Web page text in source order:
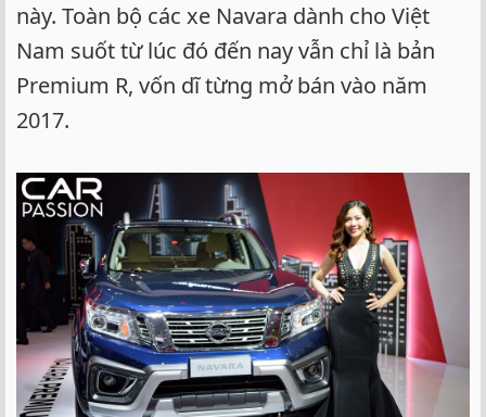
này. Toàn bộ các xe Navara dành cho Việt
Nam suốt từ lúc đó đến nay vẫn chỉ là bản
Premium R, vốn dĩ từng mở bán vào năm
2017.